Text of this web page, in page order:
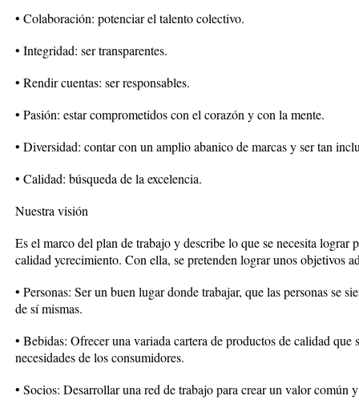
• Colaboración: potenciar el talento colectivo.
• Integridad: ser transparentes.
• Rendir cuentas: ser responsables.
• Pasión: estar comprometidos con el corazón y con la mente.
• Diversidad: contar con un amplio abanico de marcas y ser tan
• Calidad: búsqueda de la excelencia.
Nuestra visión
Es el marco del plan de trabajo y describe lo que se necesita lograr
calidad ycrecimiento. Con ella, se pretenden lograr unos objetivos
• Personas: Ser un buen lugar donde trabajar, que las personas se
de sí mismas.
• Bebidas: Ofrecer una variada cartera de productos de calidad que
necesidades de los consumidores.
• Socios: Desarrollar una red de trabajo para crear un valor común